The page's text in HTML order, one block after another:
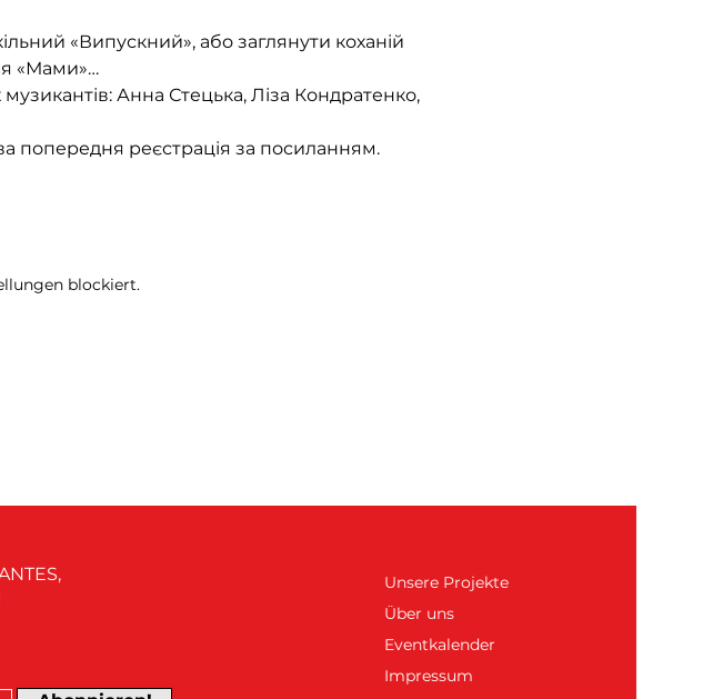
«Випускний», або заглянути коханій
«Мами»…
Анна Стецька, Ліза Кондратенко,
попередня реєстрація за посиланням.
blockiert.
Unsere Projekte
Über uns
Eventkalender
Impressum